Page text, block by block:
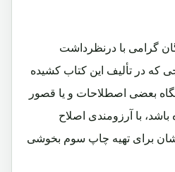
گرامی با درنظرداشت
که در تألیف این کتاب کشیده
بعضی اصطلاحات و یا قصور
با آرزومندی اصلاح
شان برای تهیه چاپ سوم بخوشی